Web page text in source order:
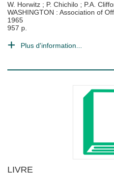
W. Horwitz ; P. Chichilo ; P.A.
WASHINGTON : Association of
1965
957 p.
Plus d'information...
LIVRE